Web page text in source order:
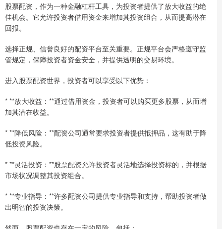
股票配资，作为一种金融杠杆工具，为投资者提供了放大收益的绝
佳机会。它允许投资者借用资金来增加其投资组合，从而提高潜在
回报。
选择正规、信誉良好的配资平台至关重要。正规平台会严格遵守监
管规定，保障投资者资金安全，并提供透明的交易环境。
进入股票配资世界，投资者可以享受以下优势：
* **放大收益：**通过借用资金，投资者可以购买更多股票，从而增
加其潜在收益。
* **降低风险：**配资公司通常要求投资者提供抵押品，这有助于降
低投资风险。
* **灵活投资：**股票配资允许投资者灵活地选择投资标的，并根据
市场状况调整其投资组合。
* **专业指导：**许多配资公司提供专业指导和支持，帮助投资者做
出明智的投资决策。